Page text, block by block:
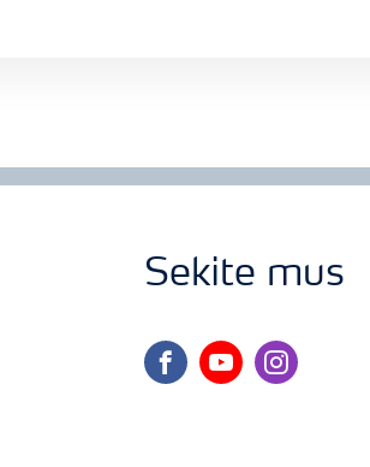
Sekite mus
facebookyoutubeinstagram